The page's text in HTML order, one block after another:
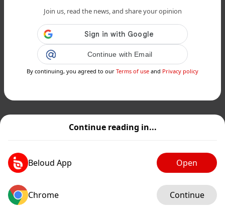
Continue reading in...
Beloud App Open
Chrome Continue
Join us, read the news, and share your opinion
Continue with Email
By continuing, you agreed to our Terms of use and Privacy policy